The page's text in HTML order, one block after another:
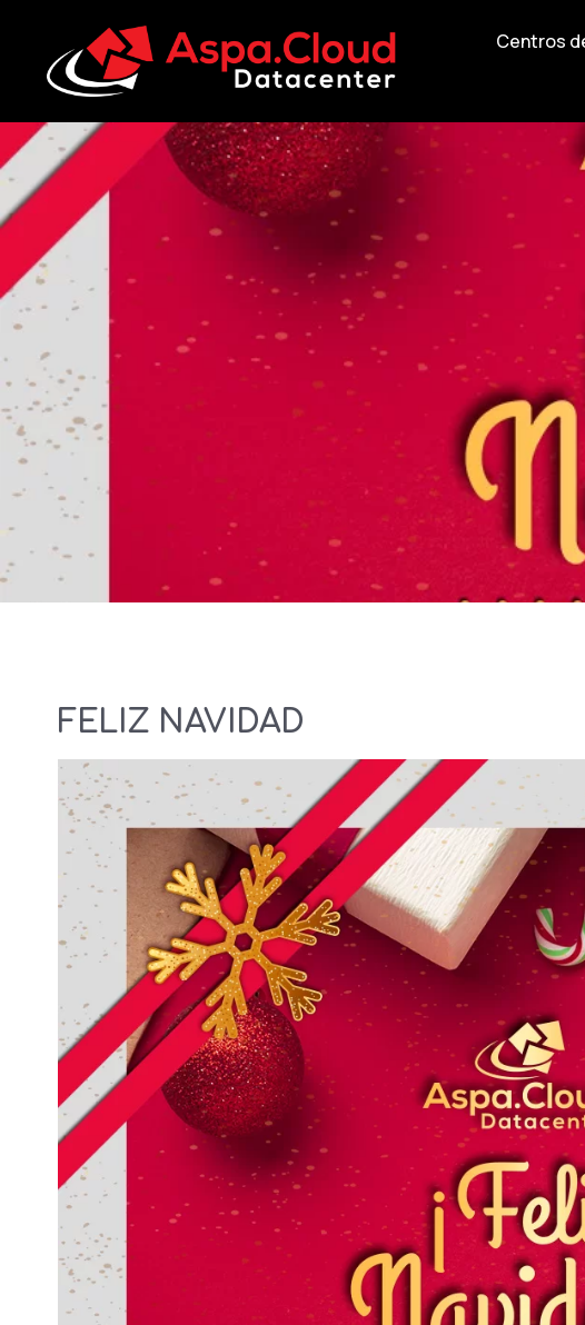
Centros
FELIZ NAVIDAD